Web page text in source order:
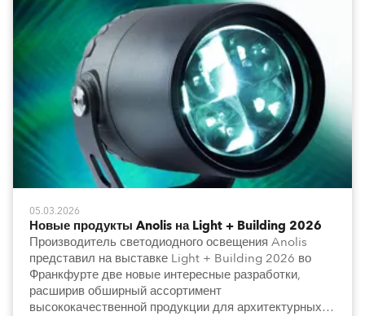
05.03.2026
Новые продукты Anolis на Light + Building 2026
Производитель светодиодного освещения Anolis
представил на выставке Light + Building 2026 во
Франкфурте две новые интересные разработки,
расширив обширный ассортимент
высококачественной продукции для архитектурных и